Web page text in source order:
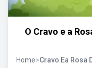
O Cravo e a
Home>Cravo Ea Rosa